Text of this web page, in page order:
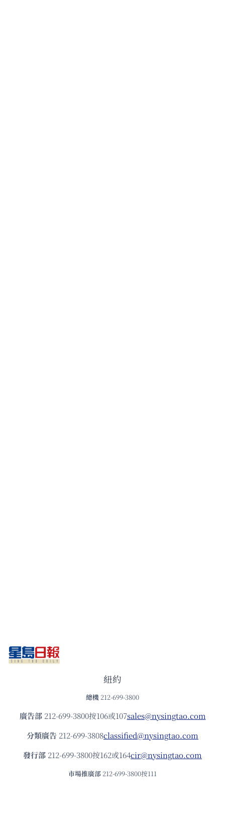
紐約
總機 212-699-3800
廣告部212-699-3800按106或107sales@nysingtao.com
分類廣告 212-699-3808classified@nysingtao.com
發⾏部 212-699-3800按162或164cir@nysingtao.com
市場推廣部 212-699-3800按111